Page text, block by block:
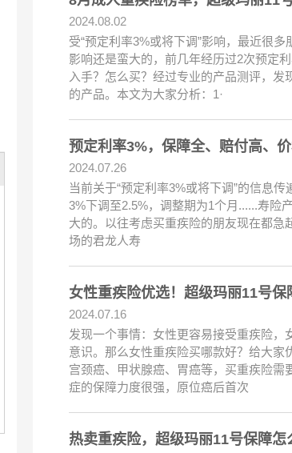
2024.08.02
受“预定利率3%或将下调”影响，最近很
影响还是蛮大的，前几年经历过2次预定
入手？怎么买？经过专业的产品测评，
的产品。本文为大家分析：1·
预定利率3%，保障全、赔付高、
2024.07.26
当前关于“预定利率3%或将下调”的信息
3%下调至2.5%，调整期为1个月......寿险
大的。以往考虑买重疾险的朋友现在都
场的君龙人寿
女性重疾险优选！超级玛丽11号
2024.07.16
发现一个事情：女性更容易接受重疾险
意识。那么女性重疾险买哪款好？给大家
宫颈癌、甲状腺癌、胃癌等，买重疾险
症的保障力度很强，原位癌后首次
热卖重疾险，超级玛丽11号保障怎